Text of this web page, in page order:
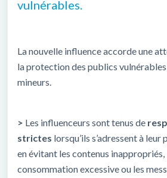
vulnérables.
La nouvelle influence accorde une
la protection des publics
mineurs.
> Les influenceurs sont tenus de
strictes lorsqu’ils s’adressent à
en évitant les contenus
consommation excessive ou les